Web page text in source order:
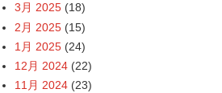
3月 2025 (18)
2月 2025 (15)
1月 2025 (24)
12月 2024 (22)
11月 2024 (23)